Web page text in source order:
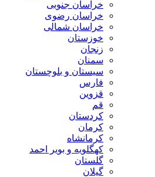
خراسان جنوبی
خراسان رضوی
خراسان شمالی
خوزستان
زنجان
سمنان
سیستان و بلوچستان
فارس
قزوین
قم
کردستان
کرمان
کرمانشاه
کهگلویه و بویر احمد
گلستان
گیلان